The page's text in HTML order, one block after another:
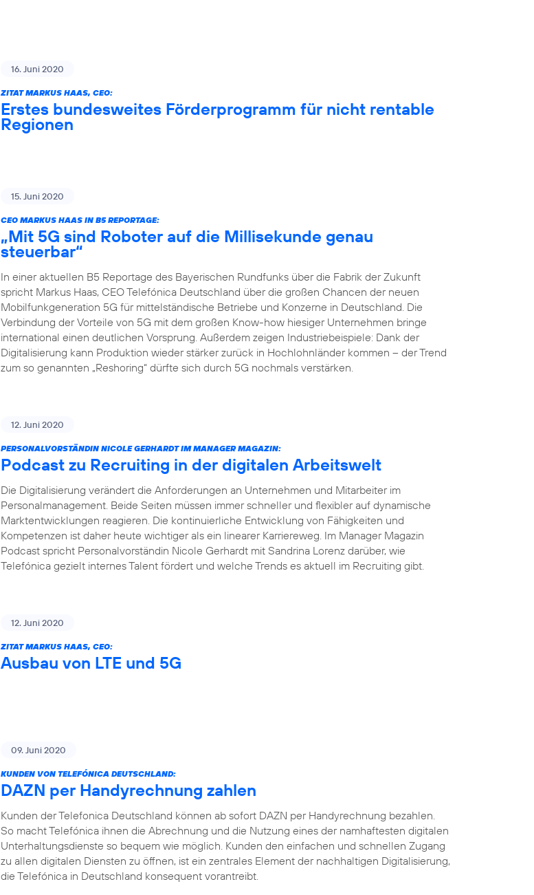
16. Juni 2020
ZITAT MARKUS HAAS, CEO:
Erstes bundesweites Förderprogramm für nicht rentable
Regionen
15. Juni 2020
CEO MARKUS HAAS IN B5 REPORTAGE:
„Mit 5G sind Roboter auf die Millisekunde genau
steuerbar“
In einer aktuellen B5 Reportage des Bayerischen Rundfunks über die Fabrik der Zukunft
spricht Markus Haas, CEO Telefónica Deutschland über die großen Chancen der neuen
Mobilfunkgeneration 5G für mittelständische Betriebe und Konzerne in Deutschland. Die
Verbindung der Vorteile von 5G mit dem großen Know-how hiesiger Unternehmen bringe
international einen deutlichen Vorsprung. Außerdem zeigen Industriebeispiele: Dank der
Digitalisierung kann Produktion wieder stärker zurück in Hochlohnländer kommen – der Trend
zum so genannten „Reshoring“ dürfte sich durch 5G nochmals verstärken.
12. Juni 2020
PERSONALVORSTÄNDIN NICOLE GERHARDT IM MANAGER MAGAZIN:
Podcast zu Recruiting in der digitalen Arbeitswelt
Die Digitalisierung verändert die Anforderungen an Unternehmen und Mitarbeiter im
Personalmanagement. Beide Seiten müssen immer schneller und flexibler auf dynamische
Marktentwicklungen reagieren. Die kontinuierliche Entwicklung von Fähigkeiten und
Kompetenzen ist daher heute wichtiger als ein linearer Karriereweg. Im Manager Magazin
Podcast spricht Personalvorständin Nicole Gerhardt mit Sandrina Lorenz darüber, wie
Telefónica gezielt internes Talent fördert und welche Trends es aktuell im Recruiting gibt.
12. Juni 2020
ZITAT MARKUS HAAS, CEO:
Ausbau von LTE und 5G
09. Juni 2020
KUNDEN VON TELEFÓNICA DEUTSCHLAND:
DAZN per Handyrechnung zahlen
Kunden der Telefonica Deutschland können ab sofort DAZN per Handyrechnung bezahlen.
So macht Telefónica ihnen die Abrechnung und die Nutzung eines der namhaftesten digitalen
Unterhaltungsdienste so bequem wie möglich. Kunden den einfachen und schnellen Zugang
zu allen digitalen Diensten zu öffnen, ist ein zentrales Element der nachhaltigen Digitalisierung,
die Telefónica in Deutschland konsequent vorantreibt.